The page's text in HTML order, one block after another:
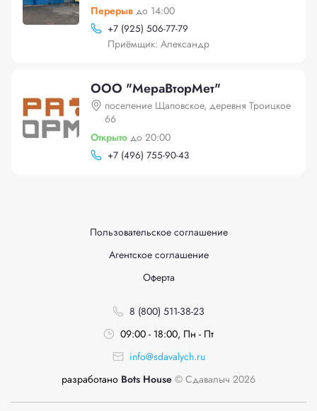
Перерыв до 14:00
+7 (925) 506-77-79
Приёмщик: Александр
ООО "МераВторМет"
поселение Щаповское, деревня Троицкое
66
Открыто до 20:00
+7 (496) 755-90-43
Пользовательское соглашение
Агентское соглашение
Оферта
8 (800) 511-38-23
09:00 - 18:00, Пн - Пт
info@sdavalych.ru
разработано Bots House © Сдавалыч 2026